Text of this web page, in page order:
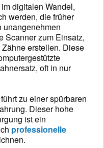
digitalen Wandel,
werden, die früher
unangenehmen
Scanner zum Einsatz,
erstellen. Diese
oft in nur
zu einer spürbaren
Dieser hohe
ist ein
professionelle